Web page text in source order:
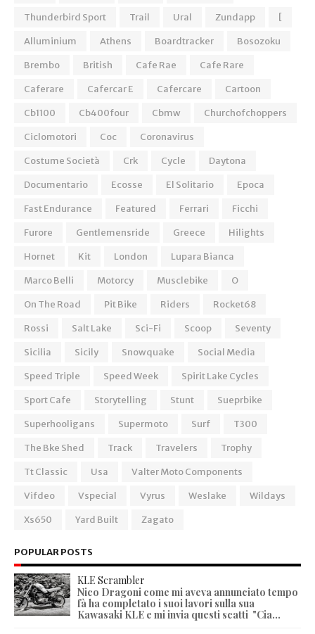
Thunderbird Sport
Trail Ural Zundapp
[
Alluminium
Athens Boardtracker
Bosozoku
Brembo
British Cafe Rae
Cafe Rare
Caferare
Cafercar E Cafercare
Cartoon
Cb1100
Cb400four Cbmw
Churchofchoppers
Ciclomotori
Coc
Coronavirus
Costume Società
Crk Cycle
Daytona
Documentario
Ecosse El Solitario
Epoca
Fast Endurance
Featured Ferrari
Ficchi
Furore
Gentlemensride Greece
Hilights
Hornet
Kit London
Lupara Bianca
Marco Belli
Motorcy Musclebike
O
On The Road
Pit Bike Riders
Rocket68
Rossi
Salt Lake Sci-Fi Scoop
Seventy
Sicilia
Sicily Snowquake
Social Media
Speed Triple
Speed Week
Spirit Lake Cycles
Sport Cafe
Storytelling Stunt
Sueprbike
Superhooligans
Supermoto Surf
T300
The Bke Shed
Track Travelers
Trophy
Tt Classic
Usa
Valter Moto Components
Vifdeo
Vspecial Vyrus Weslake
Wildays
Xs650
Yard Built Zagato
POPULAR POSTS
KLE Scrambler
Nico Dragoni come mi aveva annunciato tempo
fà ha completato i suoi lavori sulla sua
Kawasaki KLE e mi invia questi scatti "Cia...